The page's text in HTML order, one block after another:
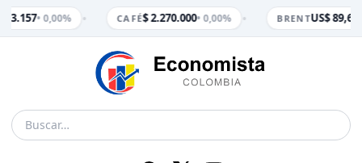
3.157• 0,00% CAFÉ$ 2.270.000• 0,00% BRENTUS$ 89,65